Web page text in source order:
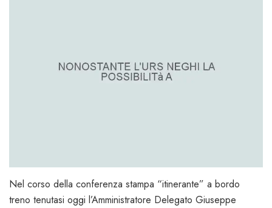
Nel corso della conferenza stampa “itinerante” a bordo
treno tenutasi oggi l’Amministratore Delegato Giuseppe